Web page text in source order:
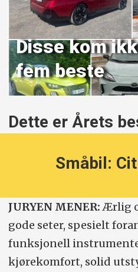
Disse kom
fem beste
Dette er Årets
Småbil:
JURYEN MENER:Ærlig
gode seter, spesielt
funksjonell
kjørekomfort, solid